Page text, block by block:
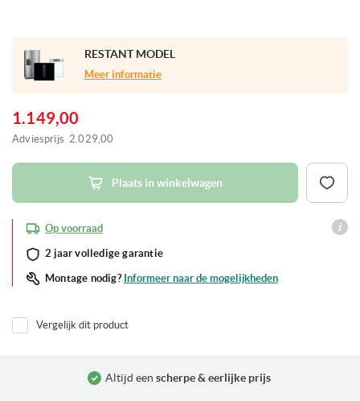
het
begin
van
gallerij
RESTANT MODEL
Meer informatie
1.149,00
Adviesprijs 2.029,00
Plaats in winkelwagen
Op voorraad
2 jaar volledige garantie
Montage nodig? Informeer naar de mogelijkheden
Vergelijk dit product
Altijd een scherpe & eerlijke prijs